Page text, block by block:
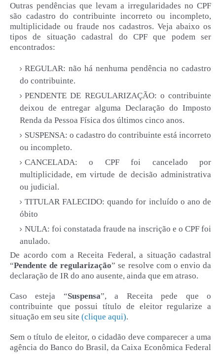
Outras pendências que levam a irregularidades no CPF
são cadastro do contribuinte incorreto ou incompleto,
multiplicidade ou fraude nos cadastros. Veja abaixo os
tipos de situação cadastral do CPF que podem ser
encontrados:
REGULAR: não há nenhuma pendência no cadastro
do contribuinte.
PENDENTE DE REGULARIZAÇÃO: o contribuinte
deixou de entregar alguma Declaração do Imposto
Renda da Pessoa Física dos últimos cinco anos.
SUSPENSA: o cadastro do contribuinte está incorreto
ou incompleto.
CANCELADA: o CPF foi cancelado por
multiplicidade, em virtude de decisão administrativa
ou judicial.
TITULAR FALECIDO: quando for incluído o ano de
óbito
NULA: foi constatada fraude na inscrição e o CPF foi
anulado.
De acordo com a Receita Federal, a situação cadastral
“Pendente de regularização” se resolve com o envio da
declaração de IR do ano ausente, ainda que em atraso.
Caso esteja “Suspensa”, a Receita pede que o
contribuinte que possui título de eleitor regularize a
situação em seu site (clique aqui).
Sem o título de eleitor, o cidadão deve comparecer a uma
agência do Banco do Brasil, da Caixa Econômica Federal